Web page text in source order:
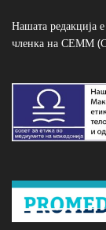
Нашата редакција
членка на СЕММ